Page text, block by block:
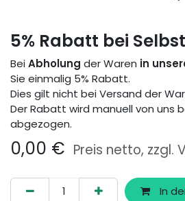
5% Rabatt bei
BeiAbholung der Waren in
Sie einmalig 5% Rabatt.
Dies gilt nicht bei Versand der
Der Rabatt wird manuell von uns
abgezogen.
0,00 € Preis netto, zzgl.
In